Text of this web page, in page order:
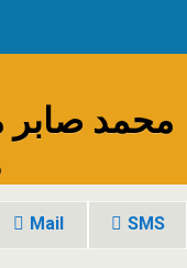
محمد صابر
Mail SMS